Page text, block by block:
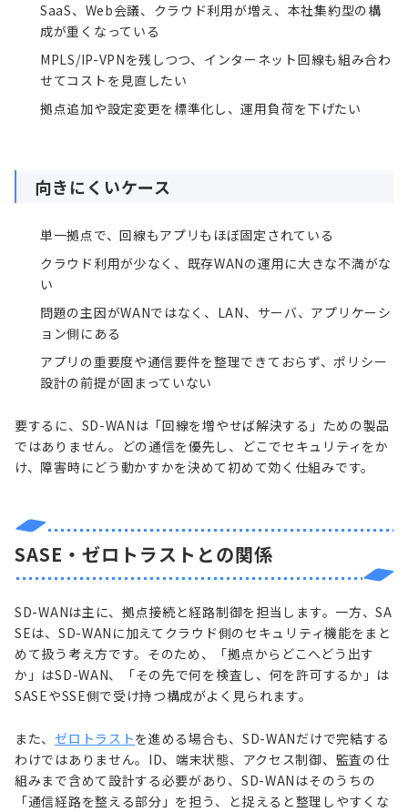
SaaS、Web会議、クラウド利用が増え、本社集約型の構
成が重くなっている
MPLS/IP-VPNを残しつつ、インターネット回線も組み合わ
せてコストを見直したい
拠点追加や設定変更を標準化し、運用負荷を下げたい
向きにくいケース
単一拠点で、回線もアプリもほぼ固定されている
クラウド利用が少なく、既存WANの運用に大きな不満がな
い
問題の主因がWANではなく、LAN、サーバ、アプリケーシ
ョン側にある
アプリの重要度や通信要件を整理できておらず、ポリシー
設計の前提が固まっていない
要するに、SD-WANは「回線を増やせば解決する」ための製品
ではありません。どの通信を優先し、どこでセキュリティをか
け、障害時にどう動かすかを決めて初めて効く仕組みです。
SASE・ゼロトラストとの関係
SD-WANは主に、拠点接続と経路制御を担当します。一方、SA
SEは、SD-WANに加えてクラウド側のセキュリティ機能をまと
めて扱う考え方です。そのため、「拠点からどこへどう出す
か」はSD-WAN、「その先で何を検査し、何を許可するか」は
SASEやSSE側で受け持つ構成がよく見られます。
また、ゼロトラストを進める場合も、SD-WANだけで完結する
わけではありません。ID、端末状態、アクセス制御、監査の仕
組みまで含めて設計する必要があり、SD-WANはそのうちの
「通信経路を整える部分」を担う、と捉えると整理しやすくな